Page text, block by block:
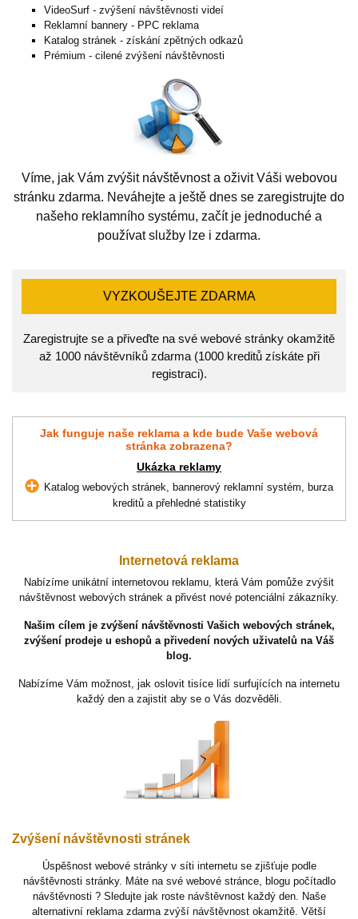
VideoSurf - zvýšení návštěvnosti videí
Reklamní bannery - PPC reklama
Katalog stránek - získání zpětných odkazů
Prémium - cilené zvýšení návštěvnosti
Víme, jak Vám zvýšit návštěvnost a oživit Váši webovou
stránku zdarma. Neváhejte a ještě dnes se zaregistrujte do
našeho reklamního systému, začít je jednoduché a
používat služby lze i zdarma.
VYZKOUŠEJTE ZDARMA
Zaregistrujte se a přiveďte na své webové stránky okamžitě
až 1000 návštěvníků zdarma (1000 kreditů získáte při
registraci).
Jak funguje naše reklama a kde bude Vaše webová
stránka zobrazena?
Ukázka reklamy
Katalog webových stránek, bannerový reklamní systém, burza
kreditů a přehledné statistiky
Internetová reklama
Nabízíme unikátní internetovou reklamu, která Vám pomůže zvýšit
návštěvnost webových stránek a přivést nové potenciální zákazníky.
Našim cílem je zvýšení návštěvnosti Vašich webových stránek,
zvýšení prodeje u eshopů a přivedení nových uživatelů na Váš
blog.
Nabízíme Vám možnost, jak oslovit tisíce lidí surfujících na internetu
každý den a zajistit aby se o Vás dozvěděli.
Zvýšení návštěvnosti stránek
Úspěšnost webové stránky v síti internetu se zjišťuje podle
návštěvnosti stránky. Máte na své webové stránce, blogu počítadlo
návštěvnosti ? Sledujte jak roste návštěvnost každý den. Naše
alternativní reklama zdarma zvýší návštěvnost okamžitě. Větší